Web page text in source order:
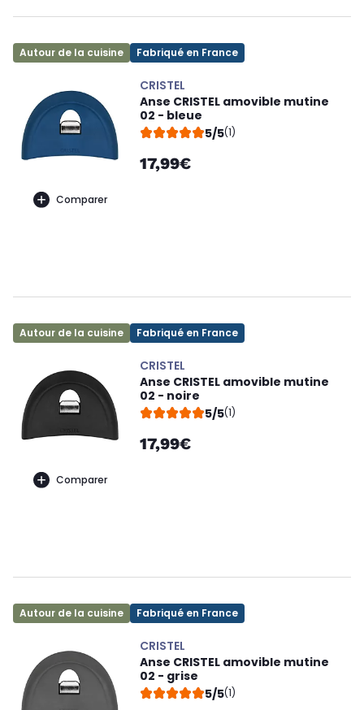
Autour de la cuisine Fabriqué en France
Comparer
CRISTEL
Anse CRISTEL amovible mutine
02 - bleue
5/5(1)
17,99€
Autour de la cuisine Fabriqué en France
Comparer
CRISTEL
Anse CRISTEL amovible mutine
02 - noire
5/5(1)
17,99€
Autour de la cuisine Fabriqué en France
CRISTEL
Anse CRISTEL amovible mutine
02 - grise
5/5(1)